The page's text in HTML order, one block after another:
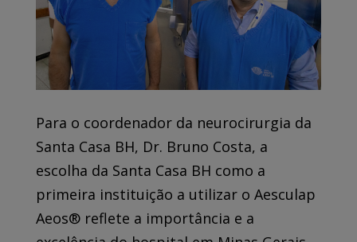
Para o coordenador da neurocirurgia da
Santa Casa BH, Dr. Bruno Costa, a
escolha da Santa Casa BH como a
primeira instituição a utilizar o Aesculap
Aeos® reflete a importância e a